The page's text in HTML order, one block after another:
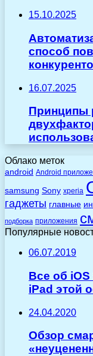
15.10.2025
способ
16.07.2025
Принципы
Облако меток
android Android
samsung Sony xperia
гаджеты главные
подборка приложения
Популярные
06.07.2019
Все об iOS
iPad этой
24.04.2020
Обзор